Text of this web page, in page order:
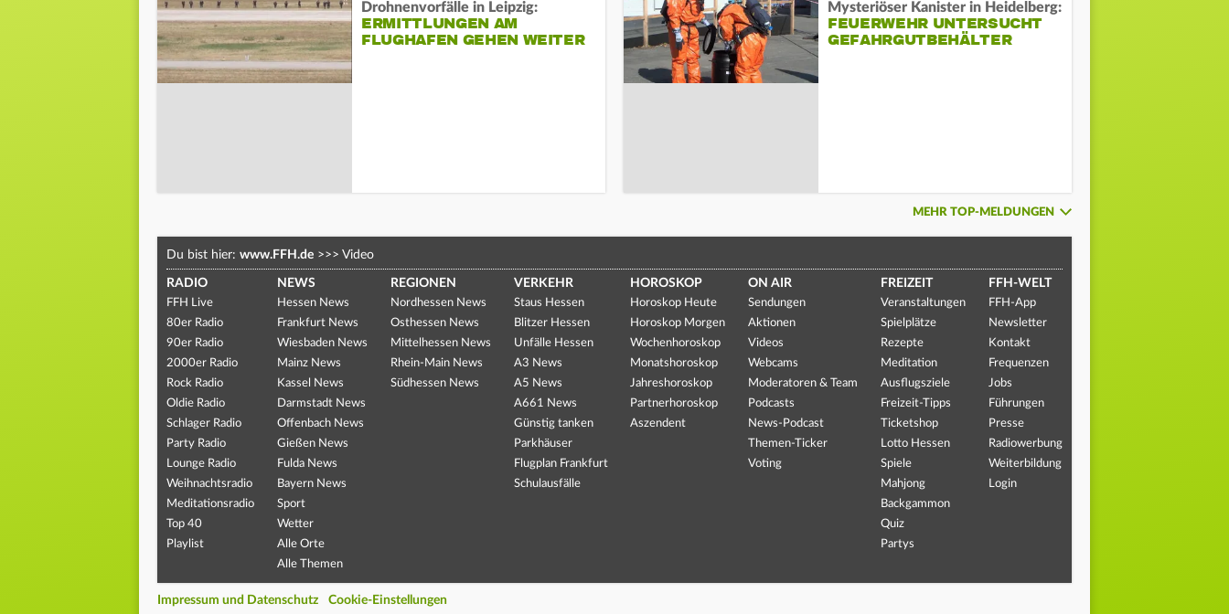
Drohnenvorfälle in Leipzig:
ERMITTLUNGEN AM
FLUGHAFEN GEHEN WEITER
Mysteriöser Kanister in Heidelberg:
FEUERWEHR UNTERSUCHT
GEFAHRGUTBEHÄLTER
MEHR TOP-MELDUNGEN
Du bist hier: www.FFH.de >>> Video
RADIO
FFH Live
80er Radio
90er Radio
2000er Radio
Rock Radio
Oldie Radio
Schlager Radio
Party Radio
Lounge Radio
Weihnachtsradio
Meditationsradio
Top 40
Playlist
NEWS
Hessen News
Frankfurt News
Wiesbaden News
Mainz News
Kassel News
Darmstadt News
Offenbach News
Gießen News
Fulda News
Bayern News
Sport
Wetter
Alle Orte
Alle Themen
REGIONEN
Nordhessen News
Osthessen News
Mittelhessen News
Rhein-Main News
Südhessen News
VERKEHR
Staus Hessen
Blitzer Hessen
Unfälle Hessen
A3 News
A5 News
A661 News
Günstig tanken
Parkhäuser
Flugplan Frankfurt
Schulausfälle
HOROSKOP
Horoskop Heute
Horoskop Morgen
Wochenhoroskop
Monatshoroskop
Jahreshoroskop
Partnerhoroskop
Aszendent
ON AIR
Sendungen
Aktionen
Videos
Webcams
Moderatoren & Team
Podcasts
News-Podcast
Themen-Ticker
Voting
FREIZEIT
Veranstaltungen
Spielplätze
Rezepte
Meditation
Ausflugsziele
Freizeit-Tipps
Ticketshop
Lotto Hessen
Spiele
Mahjong
Backgammon
Quiz
Partys
FFH-WELT
FFH-App
Newsletter
Kontakt
Frequenzen
Jobs
Führungen
Presse
Radiowerbung
Weiterbildung
Login
Impressum und Datenschutz Cookie-Einstellungen